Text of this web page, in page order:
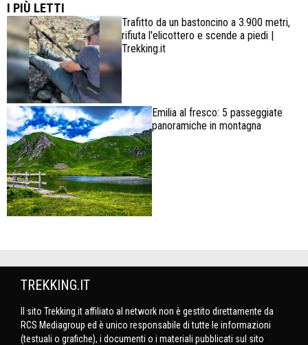
I PIÙ LETTI
Trafitto da un bastoncino a 3.900 metri,
rifiuta l'elicottero e scende a piedi |
Trekking.it
Emilia al fresco: 5 passeggiate
panoramiche in montagna
TREKKING.IT
Il sito Trekking.it affiliato al network non è gestito direttamente da
RCS Mediagroup ed è unico responsabile di tutte le informazioni
(testuali o grafiche), i documenti o i materiali pubblicati sul sito